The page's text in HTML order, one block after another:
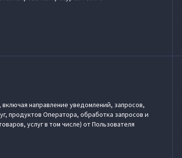
направление уведомлений, запросов,
продуктов Оператора, обработка запросов и
услуг в том числе) от Пользователя